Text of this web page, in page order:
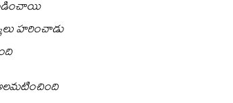
హరించాడు